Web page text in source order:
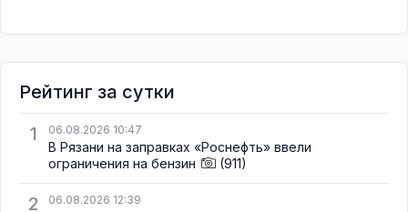
Рейтинг за сутки
1
06.08.2026 10:47
В Рязани на заправках «Роснефть» ввели
ограничения на бензин
(911)
2 06.08.2026 12:39